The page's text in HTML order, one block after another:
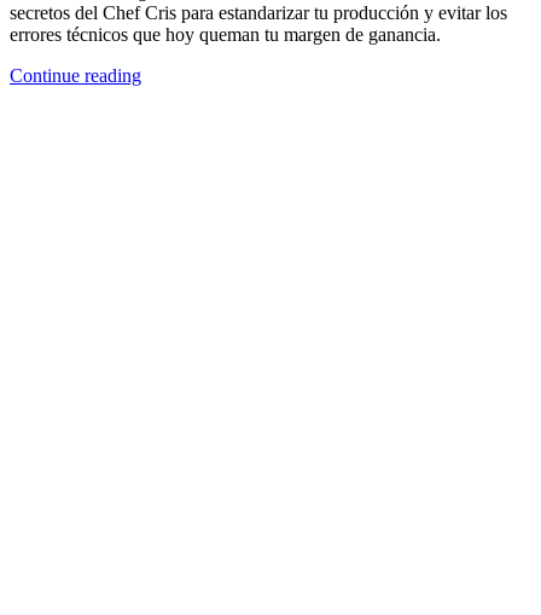
secretos del Chef Cris para estandarizar tu producción y evitar los
errores técnicos que hoy queman tu margen de ganancia.
Continue reading